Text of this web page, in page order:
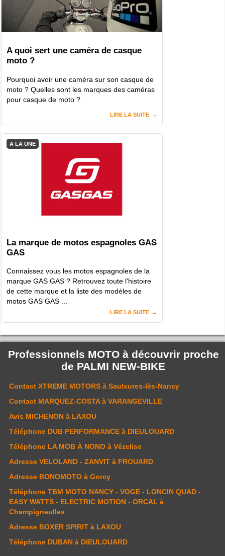
A quoi sert une caméra de casque
moto ?
Pourquoi avoir une caméra sur son casque de
moto ? Quelles sont les marques des caméras
pour casque de moto ?
LIRE LA SUITE
A LA UNE
La marque de motos espagnoles GAS
GAS
Connaissez vous les motos espagnoles de la
marque GAS GAS ? Retrouvez toute l'histoire
de cette marque et la liste des modèles de
motos GAS GAS ...
LIRE LA SUITE
Professionnels MOTO à découvrir proche
de PALMI NEW-BIKE
Contact XTREME MOTORS à Saulxures-lès-Nancy
Contact MARQUEZ-COSTAà VARANGEVILLE
Avis MICHENON à LAXOU
Téléphone DUB PERFORMANCE à DIEULOUARD
Téléphone LA MOB À NONO à Vézelise
Adresse VELOLAND - ZANVIT à FROUARD
Adresse BONOMOTO à Gorcy
Téléphone TBM MOTO NANCY - VOGE - LONCIN QUAD -
EASY WATTS - ELECTRIC MOTION - ORCAL à
Champigneulles
Adresse BOXER SPIRIT à LAXOU
Téléphone DUBAN à DIEULOUARD